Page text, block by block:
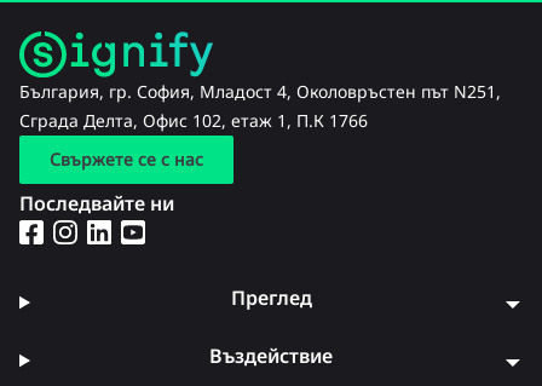
България, гр. София, Младост 4, Околовръстен път N251,
Сграда Делта, Офис 102, етаж 1, П.К 1766
Свържете се с нас
Последвайте ни
Преглед
Въздействие